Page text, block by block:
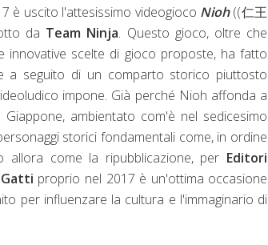
è uscito l'attesissimo videogioco Nioh((仁王
da Team Ninja. Questo gioco, oltre che
innovative scelte di gioco proposte, ha fatto
a seguito di un comparto storico piuttosto
impone. Già perché Nioh affonda a
ambientato com'è nel sedicesimo
storici fondamentali come, in ordine
allora come la ripubblicazione, per Editori
proprio nel 2017 è un'ottima occasione
per influenzare la cultura e l'immaginario di